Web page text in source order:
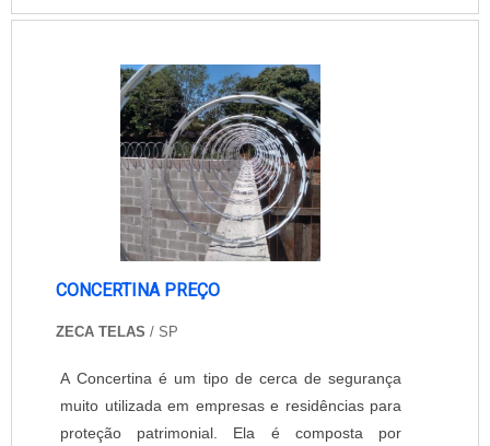
durabilidade, e cobertas com uma tela (ou
manta), esta possui características como: ....
CONCERTINA PREÇO
ZECA TELAS / SP
A Concertina é um tipo de cerca de segurança
muito utilizada em empresas e residências para
proteção patrimonial. Ela é composta por